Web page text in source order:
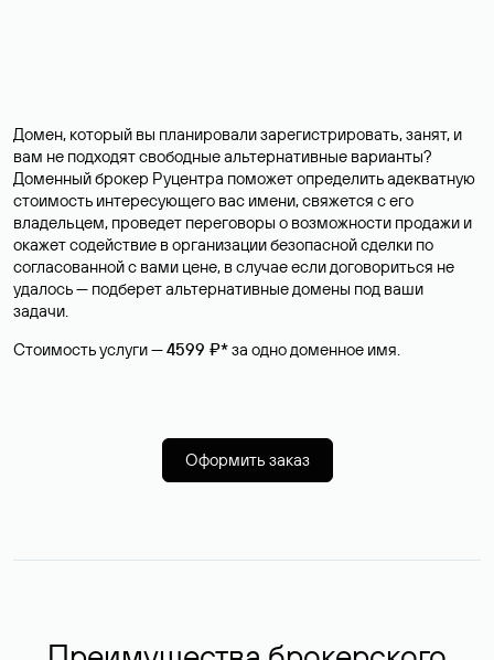
Домен, который вы планировали зарегистрировать, занят, и
вам не подходят свободные альтернативные варианты?
Доменный брокер Руцентра поможет определить адекватную
стоимость интересующего вас имени, свяжется с его
владельцем, проведет переговоры о возможности продажи и
окажет содействие в организации безопасной сделки по
согласованной с вами цене, в случае если договориться не
удалось — подберет альтернативные домены под ваши
задачи.
Стоимость услуги —4599 ₽*за одно доменное имя.
Оформить заказ